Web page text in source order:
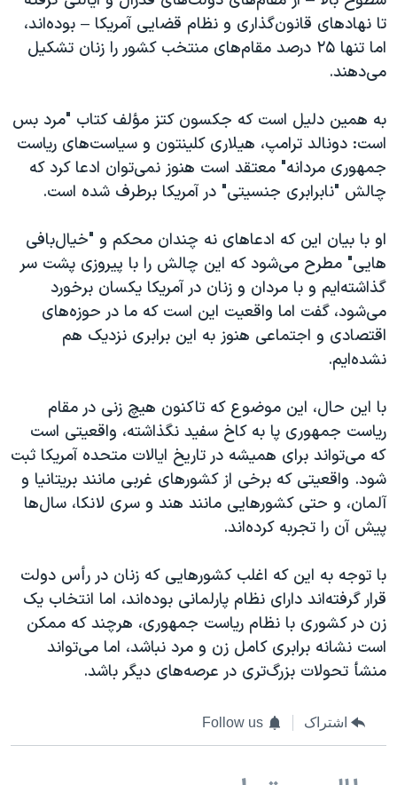
تا نهادهای قانون‌گذاری و نظام قضایی آمریکا – بوده‌اند،
اما تنها ۲۵ درصد مقام‌های منتخب کشور را زنان تشکیل
می‌دهند.
به همین دلیل است که جکسون کتز مؤلف کتاب "مرد بس
است: دونالد ترامپ، هیلاری کلینتون و سیاست‌های ریاست
جمهوری مردانه" معتقد است هنوز نمی‌توان ادعا کرد که
چالش "نابرابری جنسیتی" در آمریکا برطرف شده است.
او با بیان این که ادعاهای نه چندان محکم و "خیال‌بافی‌‌
هایی" مطرح می‌شود که این چالش را با پیروزی پشت سر
گذاشته‌ایم و با مردان و زنان در آمریکا یکسان برخورد
می‌شود، گفت اما واقعیت این است که ما در حوزه‌های
اقتصادی و اجتماعی هنوز به این برابری نزدیک هم
نشده‌ایم.
با این حال، این موضوع که تاکنون هیچ زنی در مقام
ریاست جمهوری پا به کاخ سفید نگذاشته، واقعیتی است
که می‌تواند برای همیشه در تاریخ ایالات متحده آمریکا ثبت
شود. واقعیتی که برخی از کشورهای غربی مانند بریتانیا و
آلمان، و حتی کشورهایی مانند هند و سری لانکا، سال‌ها
پیش آن را تجربه کرده‌اند.
با توجه به این که اغلب کشورهایی که زنان در رأس دولت
قرار گرفته‌اند دارای نظام پارلمانی بوده‌اند، اما انتخاب یک
زن در کشوری با نظام ریاست جمهوری، هرچند که ممکن
است نشانه برابری کامل زن و مرد نباشد، اما می‌تواند
منشأ تحولات بزرگ‌تری در عرصه‌های دیگر باشد.
اشتراک Follow us